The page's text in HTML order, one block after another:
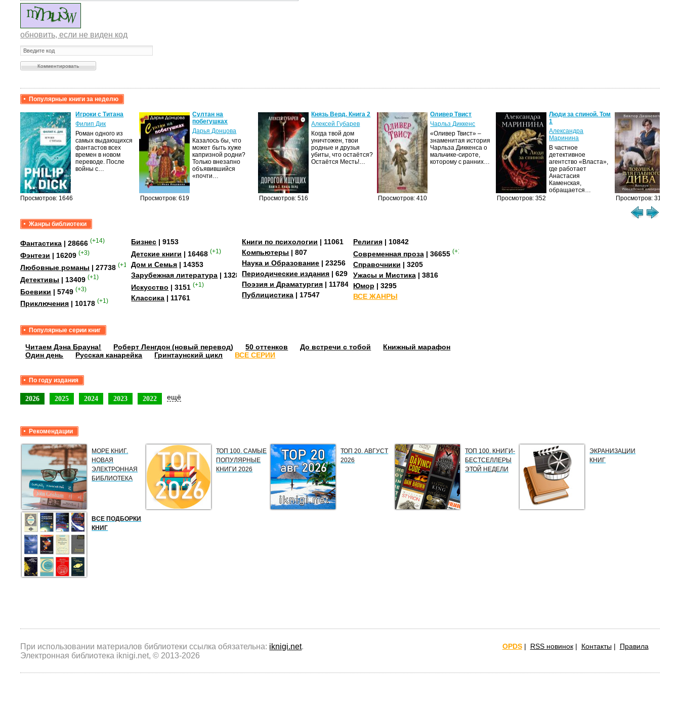
обновить, если не виден код
Популярные книги за неделю
Просмотров: 1646
Игроки с Титана
Филип Дик
Роман одного из
самых выдающихся
фантастов всех
времен в новом
переводе. После
войны с…
Просмотров: 619
Султан на
побегушках
Дарья Донцова
Казалось бы, что
может быть хуже
капризной родни?
Только внезапно
объявившийся
«почти…
Просмотров: 516
Князь Верд. Книга 2
Алексей Губарев
Когда твой дом
уничтожен, твои
родные и друзья
убиты, что остаётся?
Остаётся Месть!…
Просмотров: 410
Оливер Твист
Чарльз Диккенс
«Оливер Твист» –
знаменитая история
Чарльза Диккенса о
мальчике-сироте,
которому с ранних…
Просмотров: 352
Люди за спиной. Том
1
Александра
Маринина
В частное
детективное
агентство «Власта»,
где работает
Анастасия
Каменская,
обращается…
Просмотров: 310
Жанры библиотеки
Фантастика | 28666 (+14)
Фэнтези | 16209 (+3)
Любовные романы | 27738 (+15)
Детективы | 13409 (+1)
Боевики | 5749 (+3)
Приключения | 10178 (+1)
Бизнес | 9153
Детские книги | 16468 (+1)
Дом и Семья | 14353
Зарубежная литература | 13287
Искусство | 3151 (+1)
Классика | 11761
Книги по психологии | 11061
Компьютеры | 807
Наука и Образование | 23256
Периодические издания | 629
Поэзия и Драматургия | 11784
Публицистика | 17547
Религия| 10842
Современная проза| 36655 (+1)
Справочники | 3205
Ужасы и Мистика| 3816
Юмор | 3295
ВСЕ ЖАНРЫ
Популярные серии книг
Читаем Дэна Брауна! Роберт Ленгдон (новый перевод) 50 оттенков До встречи с тобой
Книжный марафон
Один день
Русская канарейка Гринтаунский цикл ВСЕ СЕРИИ
По году издания
2026 2025 2024 2023 2022 ещё
Рекомендации
МОРЕ КНИГ.
НОВАЯ
ЭЛЕКТРОННАЯ
БИБЛИОТЕКА
ТОП 100. САМЫЕ
ПОПУЛЯРНЫЕ
КНИГИ 2026
ТОП 20. АВГУСТ
2026
ТОП 100. КНИГИ-
БЕСТСЕЛЛЕРЫ
ЭТОЙ НЕДЕЛИ
ЭКРАНИЗАЦИИ
КНИГ
ВСЕ ПОДБОРКИ
КНИГ
При использовании материалов библиотеки ссылка обязательна: iknigi.net.
Электронная библиотека iknigi.net, © 2013-2026
OPDS| RSS новинок| Контакты| Правила